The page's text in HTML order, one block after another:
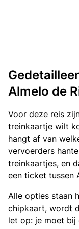
Almelo de
Voor deze reis
treinkaartje wilt
hangt af van
vervoerders
treinkaartjes, en
een ticket tussen
Alle opties staan
chipkaart, wordt
let op: je moet bij